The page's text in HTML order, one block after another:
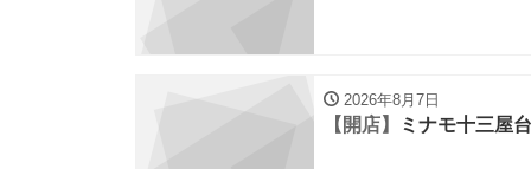
2026年8月7日
【開店】 ミナモ十三屋